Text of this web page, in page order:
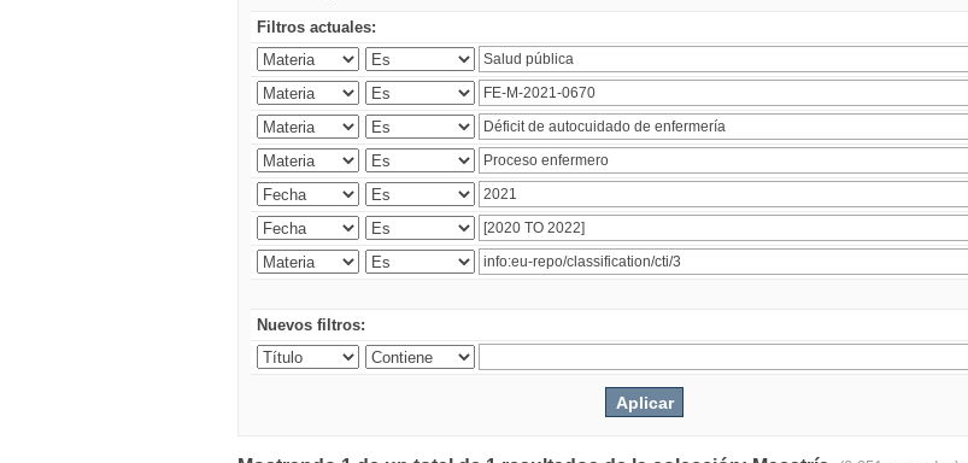
Filtros actuales:
Nuevos filtros: